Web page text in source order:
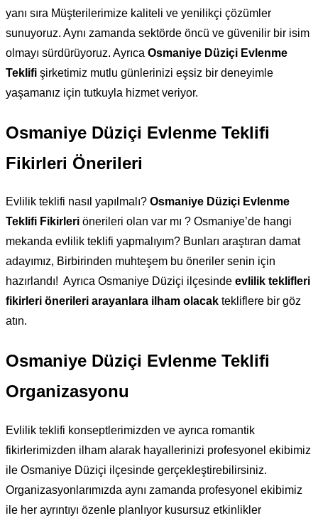
yanı sıra Müşterilerimize kaliteli ve yenilikçi çözümler
sunuyoruz. Aynı zamanda sektörde öncü ve güvenilir bir isim
olmayı sürdürüyoruz. Ayrıca Osmaniye Düziçi Evlenme
Teklifi şirketimiz mutlu günlerinizi eşsiz bir deneyimle
yaşamanız için tutkuyla hizmet veriyor.
Osmaniye Düziçi Evlenme Teklifi
Fikirleri Önerileri
Evlilik teklifi nasıl yapılmalı? Osmaniye Düziçi Evlenme
Teklifi Fikirleri önerileri olan var mı ? Osmaniye’de hangi
mekanda evlilik teklifi yapmalıyım? Bunları araştıran damat
adayımız, Birbirinden muhteşem bu öneriler senin için
hazırlandı! Ayrıca Osmaniye Düziçi ilçesinde evlilik teklifleri
fikirleri önerileri arayanlara ilham olacak tekliflere bir göz
atın.
Osmaniye Düziçi Evlenme Teklifi
Organizasyonu
Evlilik teklifi konseptlerimizden ve ayrıca romantik
fikirlerimizden ilham alarak hayallerinizi profesyonel ekibimiz
ile Osmaniye Düziçi ilçesinde gerçekleştirebilirsiniz.
Organizasyonlarımızda aynı zamanda profesyonel ekibimiz
ile her ayrıntıyı özenle planlıyor kusursuz etkinlikler